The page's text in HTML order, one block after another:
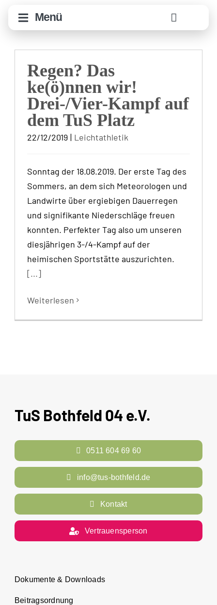
Inhalt
Menü
Regen? Das
ke(ö)nnen wir!
Drei-/Vier-Kampf auf
dem TuS Platz
22/12/2019 | Leichtathletik
Sonntag der 18.08.2019. Der erste Tag des
Sommers, an dem sich Meteorologen und
Landwirte über ergiebigen Dauerregen
und signifikante Niederschläge freuen
konnten. Perfekter Tag also um unseren
diesjährigen 3-/4-Kampf auf der
heimischen Sportstätte auszurichten.
[...]
Weiterlesen
TuS Bothfeld 04 e.V.
0511 604 69 60
info@tus-bothfeld.de
Kontakt
Vertrauensperson
Dokumente & Downloads
Beitragsordnung